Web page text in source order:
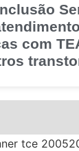
com